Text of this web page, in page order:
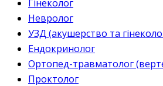
Гінеколог
Невролог
УЗД (акушерство та
Ендокринолог
Ортопед-травматолог
Проктолог